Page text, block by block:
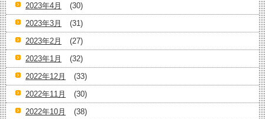
2023年4月
(30)
2023年3月
(31)
2023年2月
(27)
2023年1月
(32)
2022年12月
(33)
2022年11月
(30)
2022年10月
(38)